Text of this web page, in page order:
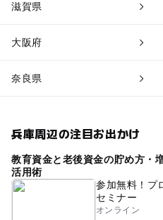
滋賀県
大阪府
奈良県
兵庫周辺の注目お出かけ
教育資金と老後資金の貯め方・
活用術
参加無料！プ
セミナー
オンライン